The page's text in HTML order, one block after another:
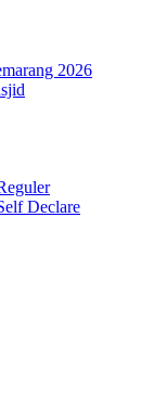
2026
Declare